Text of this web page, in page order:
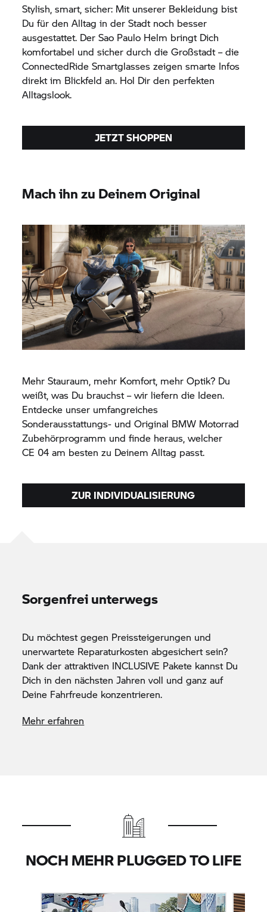
Stylish, smart, sicher: Mit unserer Bekleidung bist
Du für den Alltag in der Stadt noch besser
ausgestattet. Der Sao Paulo Helm bringt Dich
komfortabel und sicher durch die Großstadt – die
ConnectedRide Smartglasses zeigen smarte Infos
direkt im Blickfeld an. Hol Dir den perfekten
Alltagslook.
JETZT SHOPPEN
Mach ihn zu Deinem Original
Mehr Stauraum, mehr Komfort, mehr Optik? Du
weißt, was Du brauchst – wir liefern die Ideen.
Entdecke unser umfangreiches
Sonderausstattungs- und Original BMW Motorrad
Zubehörprogramm und finde heraus, welcher
CE 04 am besten zu Deinem Alltag passt.
ZUR INDIVIDUALISIERUNG
Sorgenfrei unterwegs
Du möchtest gegen Preissteigerungen und
unerwartete Reparaturkosten abgesichert sein?
Dank der attraktiven INCLUSIVE Pakete kannst Du
Dich in den nächsten Jahren voll und ganz auf
Deine Fahrfreude konzentrieren.
Mehr erfahren
NOCH MEHR PLUGGED TO LIFE